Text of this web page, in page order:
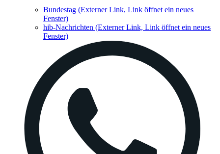
Bundestag (Externer Link, Link öffnet ein neues
Fenster)
hib-Nachrichten (Externer Link, Link öffnet ein neues
Fenster)